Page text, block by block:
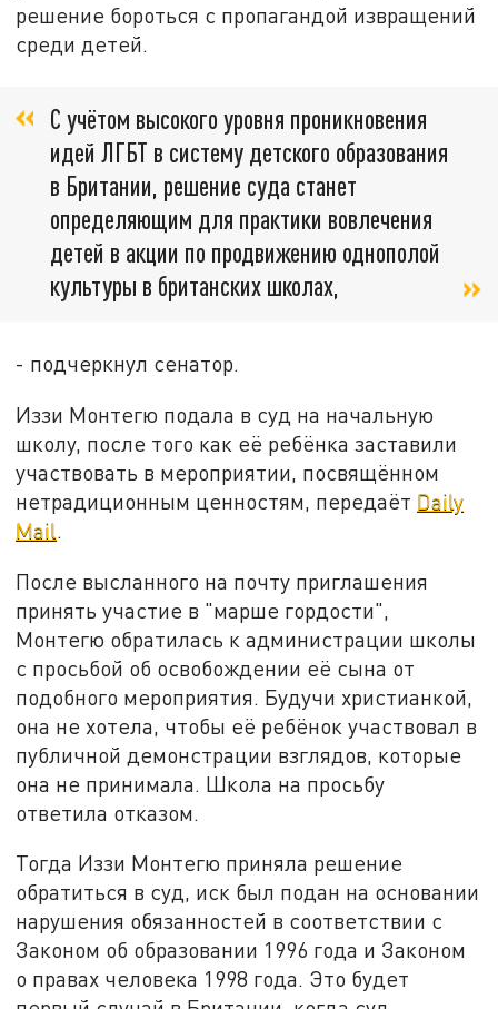
решение бороться с пропагандой извращений
среди детей.
С учётом высокого уровня проникновения
идей ЛГБТ в систему детского образования
в Британии, решение суда станет
определяющим для практики вовлечения
детей в акции по продвижению однополой
культуры в британских школах,
- подчеркнул сенатор.
Иззи Монтегю подала в суд на начальную
школу, после того как её ребёнка заставили
участвовать в мероприятии, посвящённом
нетрадиционным ценностям, передаёт Daily
Mail.
После высланного на почту приглашения
принять участие в "марше гордости",
Монтегю обратилась к администрации школы
с просьбой об освобождении её сына от
подобного мероприятия. Будучи христианкой,
она не хотела, чтобы её ребёнок участвовал в
публичной демонстрации взглядов, которые
она не принимала. Школа на просьбу
ответила отказом.
Тогда Иззи Монтегю приняла решение
обратиться в суд, иск был подан на основании
нарушения обязанностей в соответствии с
Законом об образовании 1996 года и Законом
о правах человека 1998 года. Это будет